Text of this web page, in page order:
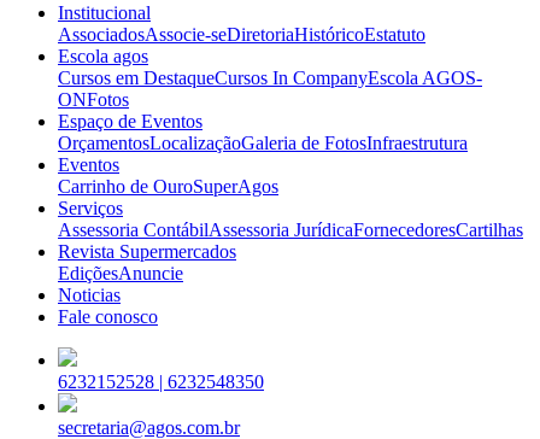
Institucional
AssociadosAssocie-seDiretoriaHistóricoEstatuto
Escola agos
Cursos em DestaqueCursos In CompanyEscola AGOS-
ONFotos
Espaço de Eventos
OrçamentosLocalizaçãoGaleria de FotosInfraestrutura
Eventos
Carrinho de OuroSuperAgos
Serviços
Assessoria ContábilAssessoria JurídicaFornecedoresCartilhas
Revista Supermercados
EdiçõesAnuncie
Noticias
Fale conosco
6232152528 | 6232548350
secretaria@agos.com.br